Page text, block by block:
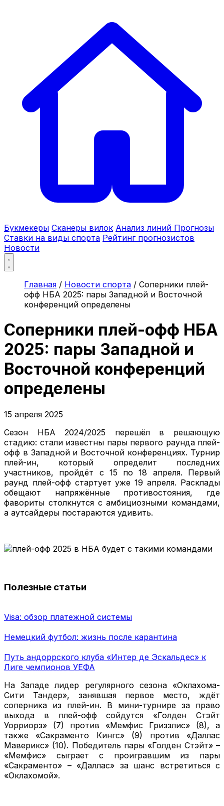
Букмекеры Сканеры вилок Анализ линий Прогнозы
Ставки на виды спорта Рейтинг прогнозистов
Новости
Главная / Новости спорта / Соперники плей-
офф НБА 2025: пары Западной и Восточной
конференций определены
Соперники плей-офф НБА
2025: пары Западной и
Восточной конференций
определены
15 апреля 2025
Сезон НБА 2024/2025 перешёл в решающую
стадию: стали известны пары первого раунда плей-
офф в Западной и Восточной конференциях. Турнир
плей-ин, который определит последних
участников, пройдёт с 15 по 18 апреля. Первый
раунд плей-офф стартует уже 19 апреля. Расклады
обещают напряжённые противостояния, где
фавориты столкнутся с амбициозными командами,
а аутсайдеры постараются удивить.
Полезные статьи
Visa: обзор платежной системы
Немецкий футбол: жизнь после карантина
Путь андоррского клуба «Интер де Эскальдес» к
Лиге чемпионов УЕФА
На Западе лидер регулярного сезона «Оклахома-
Сити Тандер», занявшая первое место, ждёт
соперника из плей-ин. В мини-турнире за право
выхода в плей-офф сойдутся «Голден Стэйт
Уорриорз» (7) против «Мемфис Гриззлис» (8), а
также «Сакраменто Кингс» (9) против «Даллас
Маверикс» (10). Победитель пары «Голден Стэйт» –
«Мемфис» сыграет с проигравшим из пары
«Сакраменто» – «Даллас» за шанс встретиться с
«Оклахомой».